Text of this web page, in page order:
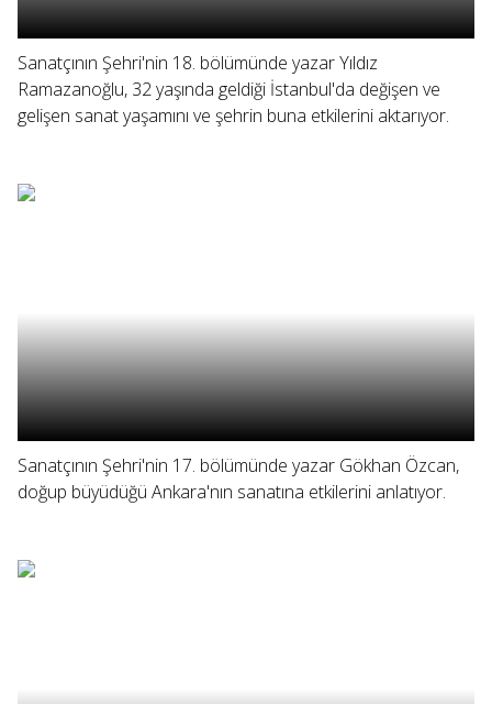
Sanatçının Şehri'nin 18. bölümünde yazar Yıldız
Ramazanoğlu, 32 yaşında geldiği İstanbul'da değişen ve
gelişen sanat yaşamını ve şehrin buna etkilerini aktarıyor.
Sanatçının Şehri'nin 17. bölümünde yazar Gökhan Özcan,
doğup büyüdüğü Ankara'nın sanatına etkilerini anlatıyor.